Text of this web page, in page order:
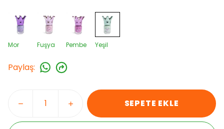
Mor Fuşya Pembe Yeşil
Paylaş:
SEPETE EKLE